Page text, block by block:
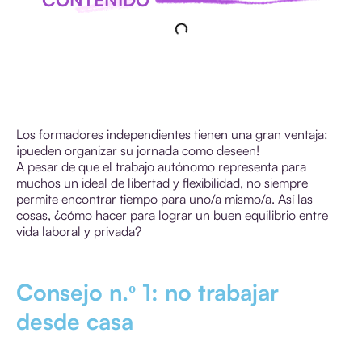
Los formadores independientes tienen una gran ventaja:
¡pueden organizar su jornada como deseen!
A pesar de que el trabajo autónomo representa para
muchos un ideal de libertad y flexibilidad, no siempre
permite encontrar tiempo para uno/a mismo/a. Así las
cosas, ¿cómo hacer para lograr un buen equilibrio entre
vida laboral y privada?
Consejo n.º 1: no trabajar
desde casa